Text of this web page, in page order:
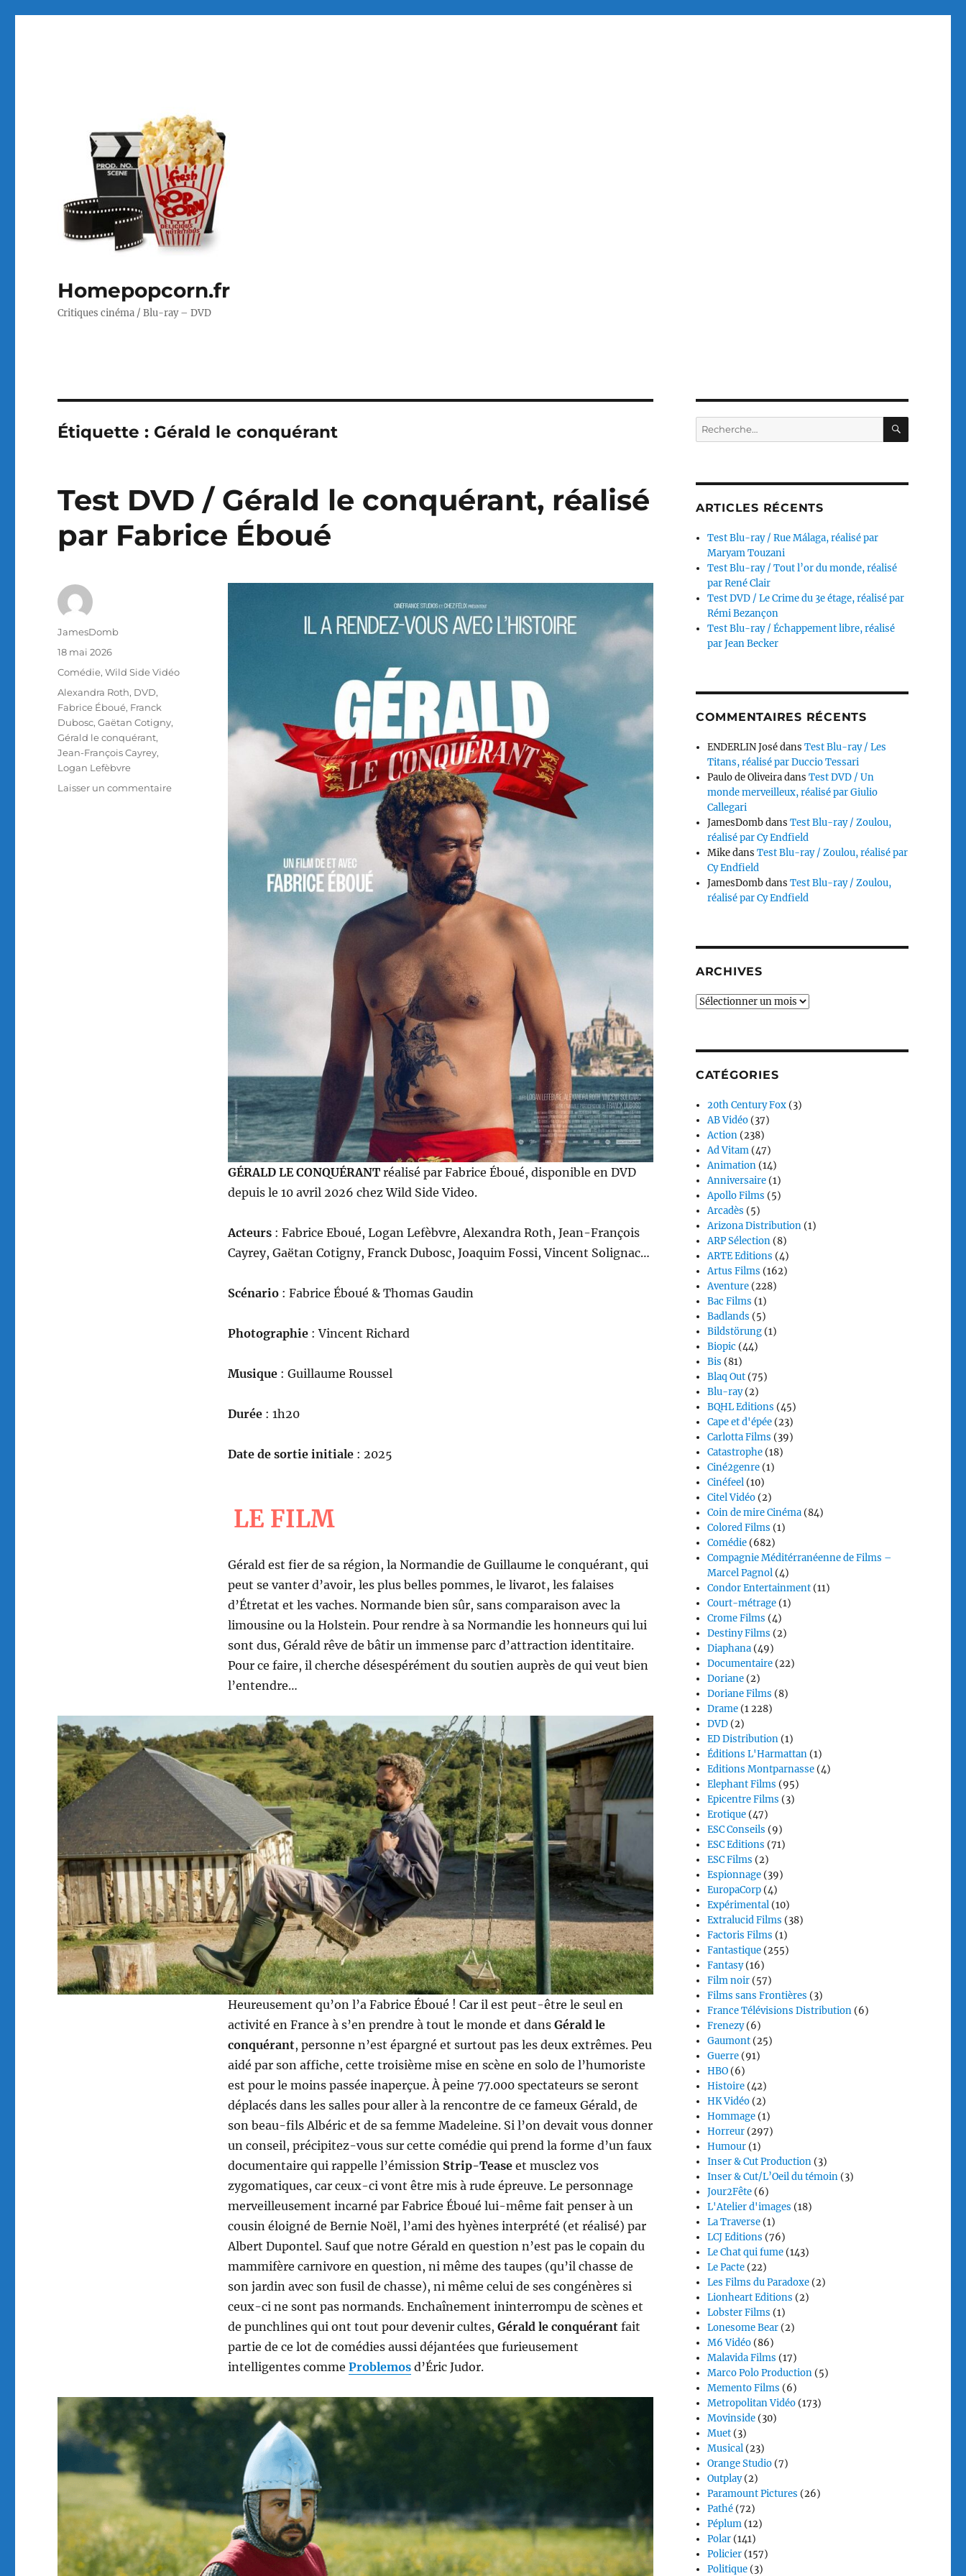
Homepopcorn.fr
Critiques cinéma / Blu-ray – DVD
Étiquette : Gérald le conquérant
Test DVD / Gérald le conquérant, réalisé
par Fabrice Éboué
GÉRALD LE CONQUÉRANT réalisé par Fabrice Éboué, disponible en DVD
depuis le 10 avril 2026 chez Wild Side Video.
Acteurs: Fabrice Eboué, Logan Lefèbvre, Alexandra Roth, Jean-François
Cayrey, Gaëtan Cotigny, Franck Dubosc, Joaquim Fossi, Vincent Solignac…
Scénario: Fabrice Éboué & Thomas Gaudin
Photographie: Vincent Richard
Musique : Guillaume Roussel
Durée: 1h20
Date de sortie initiale: 2025
LE FILM
Gérald est fier de sa région, la Normandie de Guillaume le conquérant, qui
peut se vanter d’avoir, les plus belles pommes, le livarot, les falaises
d’Étretat et les vaches. Normande bien sûr, sans comparaison avec la
limousine ou la Holstein. Pour rendre à sa Normandie les honneurs qui lui
sont dus, Gérald rêve de bâtir un immense parc d’attraction identitaire.
Pour ce faire, il cherche désespérément du soutien auprès de qui veut bien
l’entendre…
Heureusement qu’on l’a Fabrice Éboué ! Car il est peut-être le seul en
activité en France à s’en prendre à tout le monde et dans Gérald le
conquérant, personne n’est épargné et surtout pas les deux extrêmes. Peu
aidé par son affiche, cette troisième mise en scène en solo de l’humoriste
est pour le moins passée inaperçue. À peine 77.000 spectateurs se seront
déplacés dans les salles pour aller à la rencontre de ce fameux Gérald, de
son beau-fils Albéric et de sa femme Madeleine. Si l’on devait vous donner
un conseil, précipitez-vous sur cette comédie qui prend la forme d’un faux
documentaire qui rappelle l’émission Strip-Teaseet musclez vos
zygomatiques, car ceux-ci vont être mis à rude épreuve. Le personnage
merveilleusement incarné par Fabrice Éboué lui-même fait penser à un
cousin éloigné de Bernie Noël, l’ami des hyènes interprété (et réalisé) par
Albert Dupontel. Sauf que notre Gérald en question n’est pas le copain du
mammifère carnivore en question, ni même des taupes (qu’il chasse de
son jardin avec son fusil de chasse), ni même celui de ses congénères si
ceux-ci ne sont pas normands. Enchaînement ininterrompu de scènes et
de punchlines qui ont tout pour devenir cultes, Gérald le conquérantfait
partie de ce lot de comédies aussi déjantées que furieusement
intelligentes comme Problemosd’Éric Judor.
Auteur
JamesDomb
Publié
18 mai 2026
Catégories
Comédie,Wild Side Vidéo
Étiquettes
Alexandra Roth, DVD,
Fabrice Éboué, Franck
Dubosc,Gaëtan Cotigny,
Gérald le conquérant,
Jean-François Cayrey,
Logan Lefèbvre
Laisser un commentairesur
Recherche
pour :
ARTICLES RÉCENTS
Test Blu-ray / Rue Málaga, réalisé par
Maryam Touzani
Test Blu-ray / Tout l’or du monde, réalisé
par René Clair
Test DVD / Le Crime du 3e étage, réalisé par
Rémi Bezançon
Test Blu-ray / Échappement libre, réalisé
par Jean Becker
COMMENTAIRES RÉCENTS
ENDERLIN JosédansTest Blu-ray / Les
Titans, réalisé par Duccio Tessari
Paulo de OliveiradansTest DVD / Un
monde merveilleux, réalisé par Giulio
Callegari
JamesDombdansTest Blu-ray / Zoulou,
réalisé par Cy Endfield
MikedansTest Blu-ray / Zoulou, réalisé par
Cy Endfield
JamesDombdansTest Blu-ray / Zoulou,
réalisé par Cy Endfield
ARCHIVES
Archives
CATÉGORIES
20th Century Fox (3)
AB Vidéo (37)
Action (238)
Ad Vitam (47)
Animation (14)
Anniversaire (1)
Apollo Films (5)
Arcadès (5)
Arizona Distribution (1)
ARP Sélection (8)
ARTE Editions (4)
Artus Films (162)
Aventure (228)
Bac Films (1)
Badlands (5)
Bildstörung (1)
Biopic (44)
Bis (81)
Blaq Out (75)
Blu-ray(2)
BQHL Editions (45)
Cape et d'épée (23)
Carlotta Films (39)
Catastrophe (18)
Ciné2genre (1)
Cinéfeel (10)
Citel Vidéo (2)
Coin de mire Cinéma (84)
Colored Films (1)
Comédie (682)
Compagnie Méditérranéenne de Films –
Marcel Pagnol (4)
Condor Entertainment (11)
Court-métrage (1)
Crome Films (4)
Destiny Films (2)
Diaphana (49)
Documentaire (22)
Doriane (2)
Doriane Films (8)
Drame (1 228)
DVD (2)
ED Distribution (1)
Éditions L'Harmattan (1)
Editions Montparnasse (4)
Elephant Films (95)
Epicentre Films (3)
Erotique (47)
ESC Conseils (9)
ESC Editions (71)
ESC Films (2)
Espionnage (39)
EuropaCorp (4)
Expérimental (10)
Extralucid Films (38)
Factoris Films (1)
Fantastique (255)
Fantasy(16)
Film noir (57)
Films sans Frontières (3)
France Télévisions Distribution (6)
Frenezy(6)
Gaumont (25)
Guerre (91)
HBO (6)
Histoire (42)
HK Vidéo (2)
Hommage (1)
Horreur (297)
Humour (1)
Inser & Cut Production (3)
Inser & Cut/L’Oeil du témoin (3)
Jour2Fête (6)
L'Atelier d'images (18)
La Traverse (1)
LCJ Editions (76)
Le Chat qui fume (143)
Le Pacte (22)
Les Films du Paradoxe (2)
Lionheart Editions (2)
Lobster Films (1)
Lonesome Bear (2)
M6 Vidéo (86)
Malavida Films (17)
Marco Polo Production (5)
Memento Films (6)
Metropolitan Vidéo (173)
Movinside (30)
Muet (3)
Musical (23)
Orange Studio (7)
Outplay(2)
Paramount Pictures (26)
Pathé (72)
Péplum (12)
Polar (141)
Policier (157)
Politique (3)